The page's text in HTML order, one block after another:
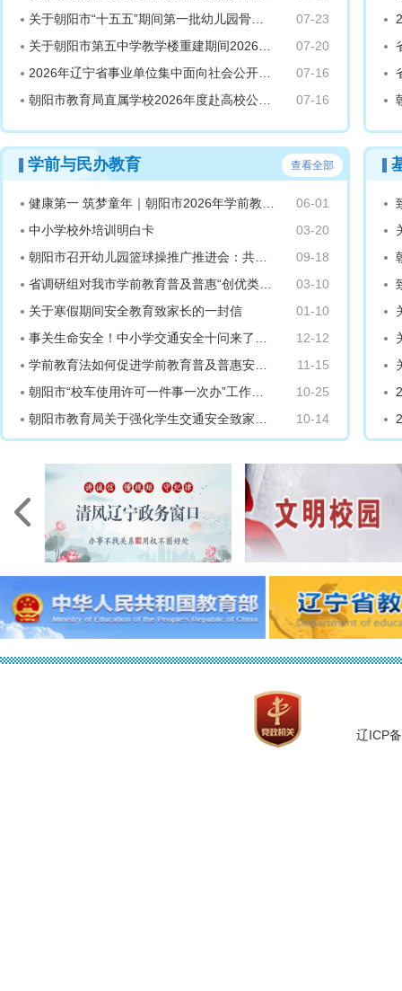
07-23
关于朝阳市“十五五”期间第一批幼儿园骨干教师拟认定人员名单的公示
07-20
关于朝阳市第五中学教学楼重建期间2026级七年级新生入学安排的通告
07-16
2026年辽宁省事业单位集中面向社会公开招聘报考朝阳市教育局直属学校岗位工作人员体检公告
07-16
朝阳市教育局直属学校2026年度赴高校公开招聘教师及公费师范生定向安置体检公告
学前与民办教育 查看全部
06-01
健康第一 筑梦童年｜朝阳市2026年学前教育宣传月正式启动！幼儿篮球团体操展评活力上演
03-20
中小学校外培训明白卡
09-18
朝阳市召开幼儿园篮球操推广推进会：共筑特色品牌，助力幼儿健康成长
03-10
省调研组对我市学前教育普及普惠“创优类”创建工作进行专项调研
01-10
关于寒假期间安全教育致家长的一封信
12-12
事关生命安全！中小学交通安全十问来了！转给师生家长
11-15
学前教育法如何促进学前教育普及普惠安全优质发展？教育部 10 问答带你了解
10-25
朝阳市“校车使用许可一件事一次办”工作实施方案(试行）
10-14
朝阳市教育局关于强化学生交通安全致家长的一封信
辽ICP